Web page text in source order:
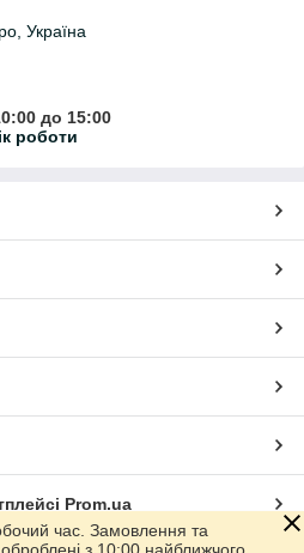
Україна
до 15:00
роботи
Prom.ua
час. Замовлення та